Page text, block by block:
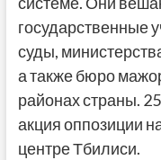
государственные
суды,
а также бюро
районах страны.
акция оппозиции
центре Тбилиси.